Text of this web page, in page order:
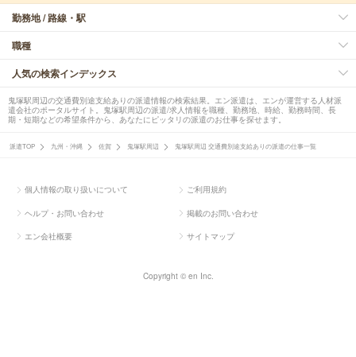
勤務地 / 路線・駅
職種
人気の検索インデックス
鬼塚駅周辺の交通費別途支給ありの派遣情報の検索結果。エン派遣は、エンが運営する人材派
遣会社のポータルサイト。鬼塚駅周辺の派遣/求人情報を職種、勤務地、時給、勤務時間、長
期・短期などの希望条件から、あなたにピッタリの派遣のお仕事を探せます。
派遣TOP 九州・沖縄 佐賀 鬼塚駅周辺 鬼塚駅周辺 交通費別途支給ありの派遣の仕事一覧
個人情報の取り扱いについて ご利用規約
ヘルプ・お問い合わせ 掲載のお問い合わせ
エン会社概要 サイトマップ
Copyright © en Inc.